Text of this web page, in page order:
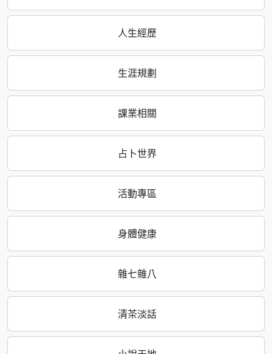
人生經歷
生涯規劃
課業相關
占卜世界
活動專區
身體健康
雜七雜八
清茶淡話